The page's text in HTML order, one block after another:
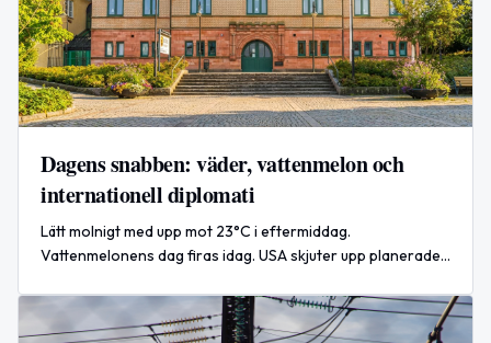
Dagens snabben: väder, vattenmelon och
internationell diplomati
Lätt molnigt med upp mot 23°C i eftermiddag.
Vattenmelonens dag firas idag. USA skjuter upp planerade